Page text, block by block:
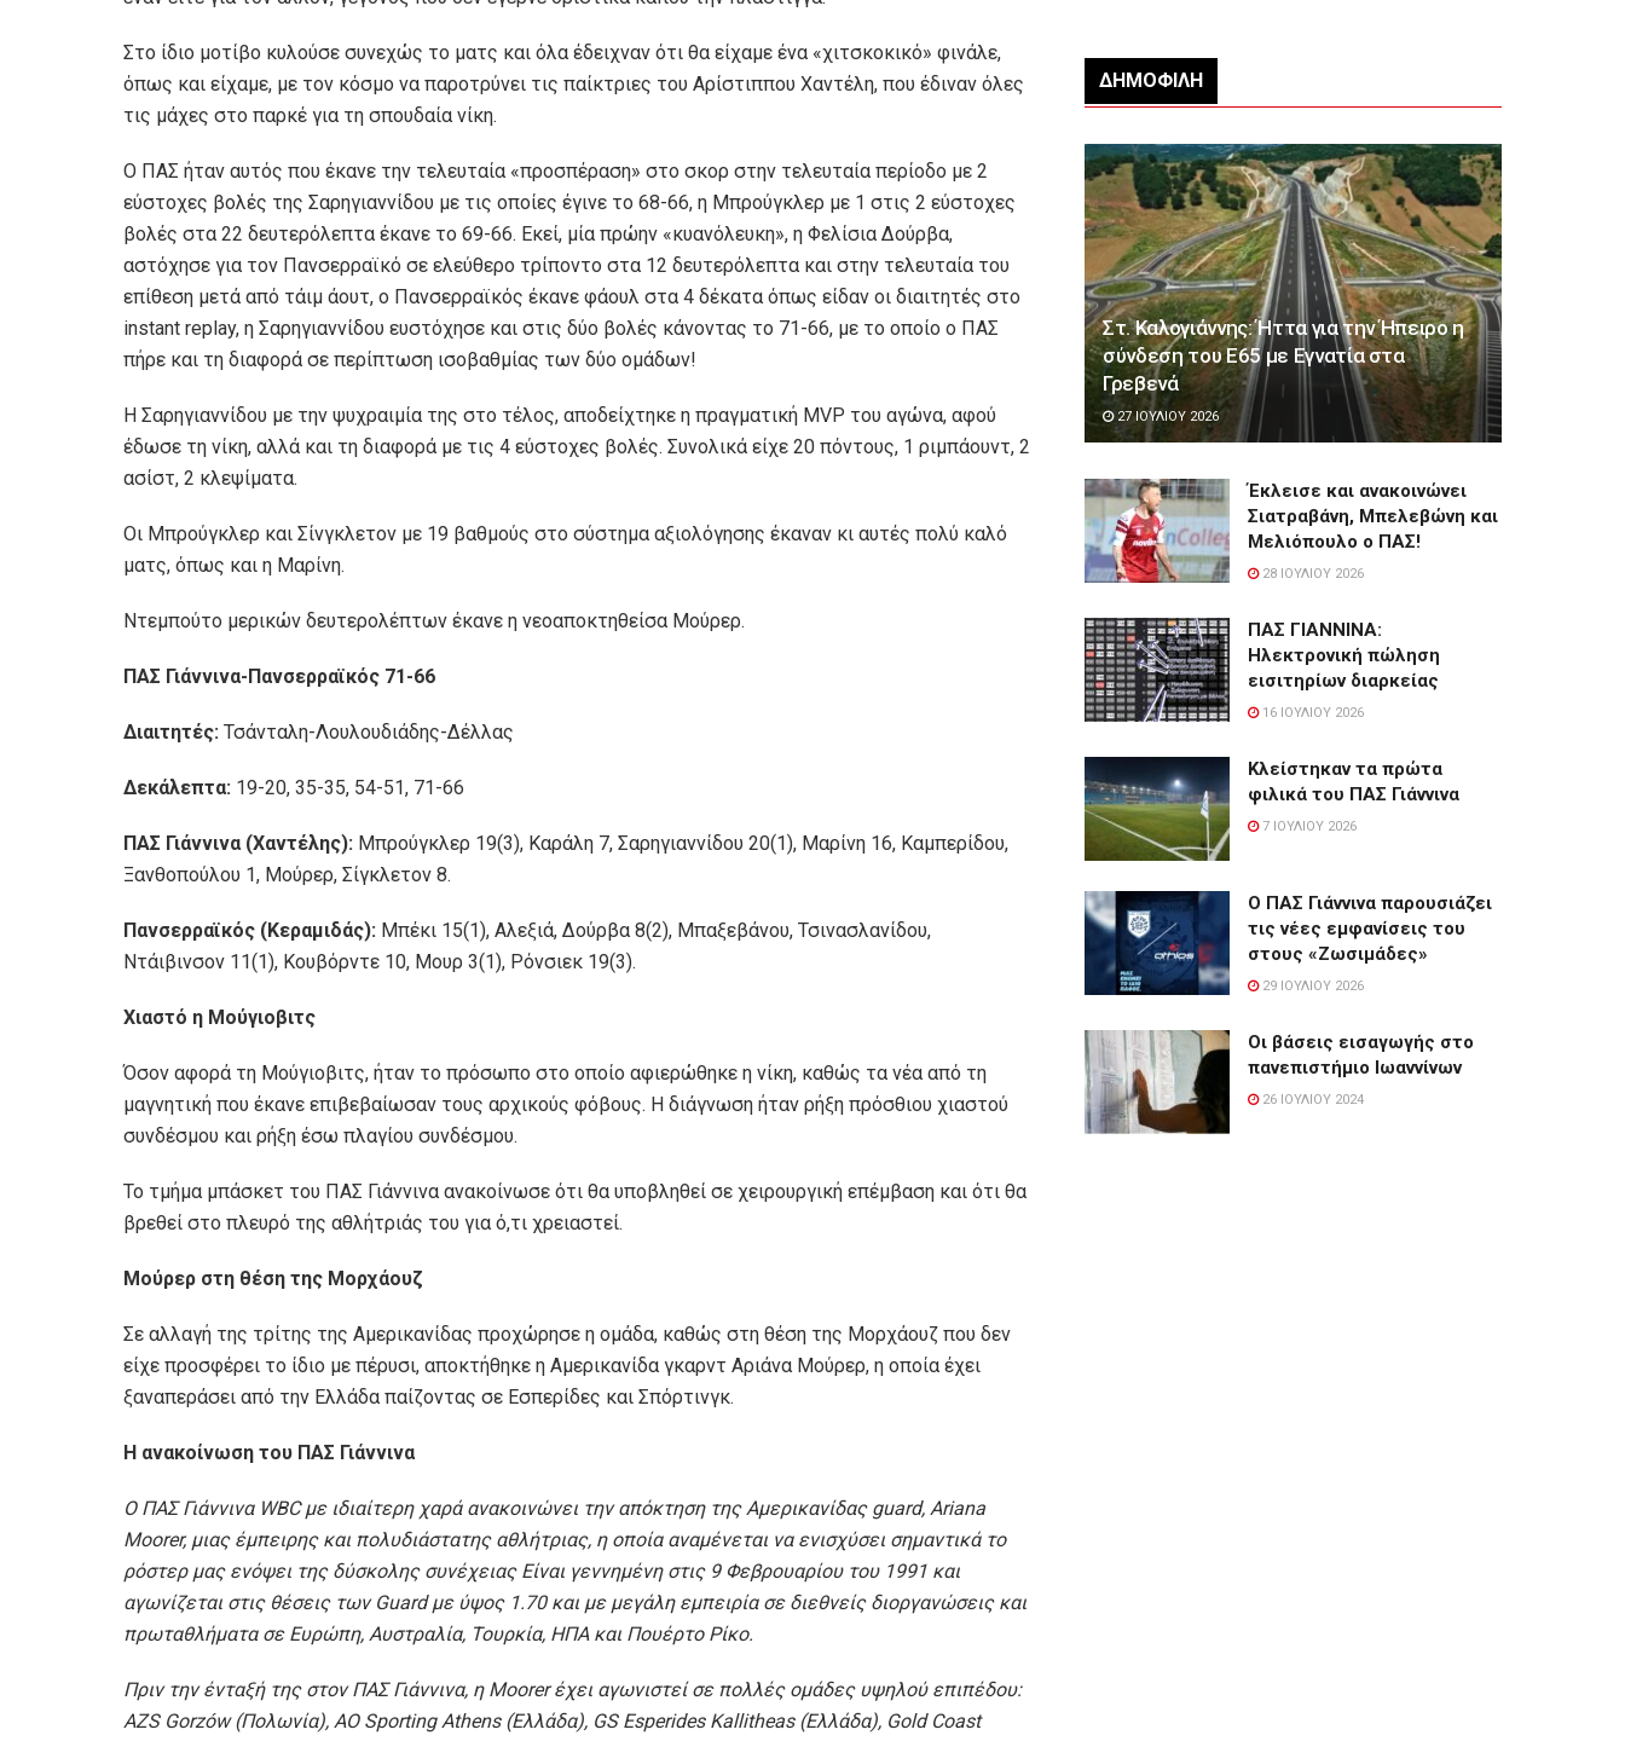
Στο ίδιο μοτίβο κυλούσε συνεχώς το ματς και όλα έδειχναν ότι θα είχαμε ένα «χιτσκοκικό» φινάλε,
όπως και είχαμε, με τον κόσμο να παροτρύνει τις παίκτριες του Αρίστιππου Χαντέλη, που έδιναν όλες
τις μάχες στο παρκέ για τη σπουδαία νίκη.
Ο ΠΑΣ ήταν αυτός που έκανε την τελευταία «προσπέραση» στο σκορ στην τελευταία περίοδο με 2
εύστοχες βολές της Σαρηγιαννίδου με τις οποίες έγινε το 68-66, η Μπρούγκλερ με 1 στις 2 εύστοχες
βολές στα 22 δευτερόλεπτα έκανε το 69-66. Εκεί, μία πρώην «κυανόλευκη», η Φελίσια Δούρβα,
αστόχησε για τον Πανσερραϊκό σε ελεύθερο τρίποντο στα 12 δευτερόλεπτα και στην τελευταία του
επίθεση μετά από τάιμ άουτ, ο Πανσερραϊκός έκανε φάουλ στα 4 δέκατα όπως είδαν οι διαιτητές στο
instant replay, η Σαρηγιαννίδου ευστόχησε και στις δύο βολές κάνοντας το 71-66, με το οποίο ο ΠΑΣ
πήρε και τη διαφορά σε περίπτωση ισοβαθμίας των δύο ομάδων!
Η Σαρηγιαννίδου με την ψυχραιμία της στο τέλος, αποδείχτηκε η πραγματική MVP του αγώνα, αφού
έδωσε τη νίκη, αλλά και τη διαφορά με τις 4 εύστοχες βολές. Συνολικά είχε 20 πόντους, 1 ριμπάουντ, 2
ασίστ, 2 κλεψίματα.
Οι Μπρούγκλερ και Σίνγκλετον με 19 βαθμούς στο σύστημα αξιολόγησης έκαναν κι αυτές πολύ καλό
ματς, όπως και η Μαρίνη.
Ντεμπούτο μερικών δευτερολέπτων έκανε η νεοαποκτηθείσα Μούρερ.
ΠΑΣ Γιάννινα-Πανσερραϊκός 71-66
Διαιτητές: Τσάνταλη-Λουλουδιάδης-Δέλλας
Δεκάλεπτα: 19-20, 35-35, 54-51, 71-66
ΠΑΣ Γιάννινα (Χαντέλης): Μπρούγκλερ 19(3), Καράλη 7, Σαρηγιαννίδου 20(1), Μαρίνη 16, Καμπερίδου,
Ξανθοπούλου 1, Μούρερ, Σίγκλετον 8.
Πανσερραϊκός (Κεραμιδάς): Μπέκι 15(1), Αλεξιά, Δούρβα 8(2), Μπαξεβάνου, Τσινασλανίδου,
Ντάιβινσον 11(1), Κουβόρντε 10, Μουρ 3(1), Ρόνσιεκ 19(3).
Χιαστό η Μούγιοβιτς
Όσον αφορά τη Μούγιοβιτς, ήταν το πρόσωπο στο οποίο αφιερώθηκε η νίκη, καθώς τα νέα από τη
μαγνητική που έκανε επιβεβαίωσαν τους αρχικούς φόβους. Η διάγνωση ήταν ρήξη πρόσθιου χιαστού
συνδέσμου και ρήξη έσω πλαγίου συνδέσμου.
Το τμήμα μπάσκετ του ΠΑΣ Γιάννινα ανακοίνωσε ότι θα υποβληθεί σε χειρουργική επέμβαση και ότι θα
βρεθεί στο πλευρό της αθλήτριάς του για ό,τι χρειαστεί.
Μούρερ στη θέση της Μορχάουζ
Σε αλλαγή της τρίτης της Αμερικανίδας προχώρησε η ομάδα, καθώς στη θέση της Μορχάουζ που δεν
είχε προσφέρει το ίδιο με πέρυσι, αποκτήθηκε η Αμερικανίδα γκαρντ Αριάνα Μούρερ, η οποία έχει
ξαναπεράσει από την Ελλάδα παίζοντας σε Εσπερίδες και Σπόρτινγκ.
Η ανακοίνωση του ΠΑΣ Γιάννινα
O ΠΑΣ Γιάννινα WBC με ιδιαίτερη χαρά ανακοινώνει την απόκτηση της Αμερικανίδας guard, Ariana
Moorer, μιας έμπειρης και πολυδιάστατης αθλήτριας, η οποία αναμένεται να ενισχύσει σημαντικά το
ρόστερ μας ενόψει της δύσκολης συνέχειας Είναι γεννημένη στις 9 Φεβρουαρίου του 1991 και
αγωνίζεται στις θέσεις των Guard με ύψος 1.70 και με μεγάλη εμπειρία σε διεθνείς διοργανώσεις και
πρωταθλήματα σε Ευρώπη, Αυστραλία, Τουρκία, ΗΠΑ και Πουέρτο Ρίκο.
Πριν την ένταξή της στον ΠΑΣ Γιάννινα, η Moorer έχει αγωνιστεί σε πολλές ομάδες υψηλού επιπέδου:
AZS Gorzów (Πολωνία), AO Sporting Athens (Ελλάδα), GS Esperides Kallitheas (Ελλάδα), Gold Coast
ΔΗΜΟΦΙΛΉ
Στ. Καλογιάννης: Ήττα για την Ήπειρο η
σύνδεση του Ε65 με Εγνατία στα
Γρεβενά
27 ΙΟΥΛΊΟΥ 2026
Έκλεισε και ανακοινώνει
Σιατραβάνη, Μπελεβώνη και
Μελιόπουλο ο ΠΑΣ!
28 ΙΟΥΛΊΟΥ 2026
ΠΑΣ ΓΙΑΝΝΙΝΑ:
Hλεκτρονική πώληση
εισιτηρίων διαρκείας
16 ΙΟΥΛΊΟΥ 2026
Κλείστηκαν τα πρώτα
φιλικά του ΠΑΣ Γιάννινα
7 ΙΟΥΛΊΟΥ 2026
Ο ΠΑΣ Γιάννινα παρουσιάζει
τις νέες εμφανίσεις του
στους «Ζωσιμάδες»
29 ΙΟΥΛΊΟΥ 2026
Οι βάσεις εισαγωγής στο
πανεπιστήμιο Ιωαννίνων
26 ΙΟΥΛΊΟΥ 2024